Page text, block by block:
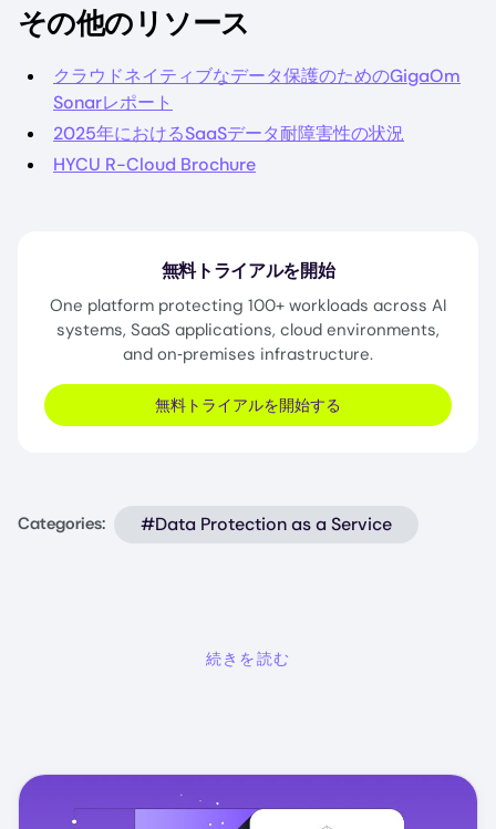
その他のリソース
クラウドネイティブなデータ保護のためのGigaOm
Sonarレポート
2025年におけるSaaSデータ耐障害性の状況
HYCU R-Cloud Brochure
無料トライアルを開始
One platform protecting 100+ workloads across AI
systems, SaaS applications, cloud environments,
and on‑premises infrastructure.
無料トライアルを開始する
Categories: #Data Protection as a Service
続きを読む